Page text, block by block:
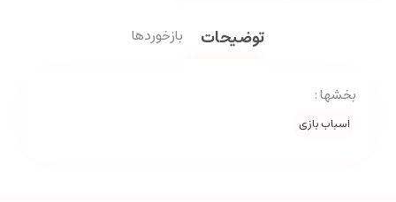
توضیحات بازخوردها
بخشها :
اسباب بازی